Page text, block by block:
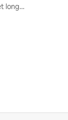
Locations moyenne et longue durée